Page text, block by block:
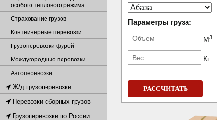
Параметры груза:
М3
Кг
РАССЧИТАТЬ
особого теплового режима
Страхование грузов
Контейнерные перевозки
Грузоперевозки фурой
Междугородные перевозки
Автоперевозки
Ж/д грузоперевозки
Перевозки сборных грузов
Грузоперевозки по России